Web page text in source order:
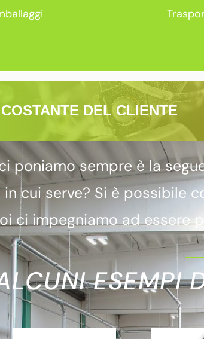
DEL CLIENTE
poniamo sempre è la
cui serve? Si è possibile
ci impegniamo ad
ESEMPI